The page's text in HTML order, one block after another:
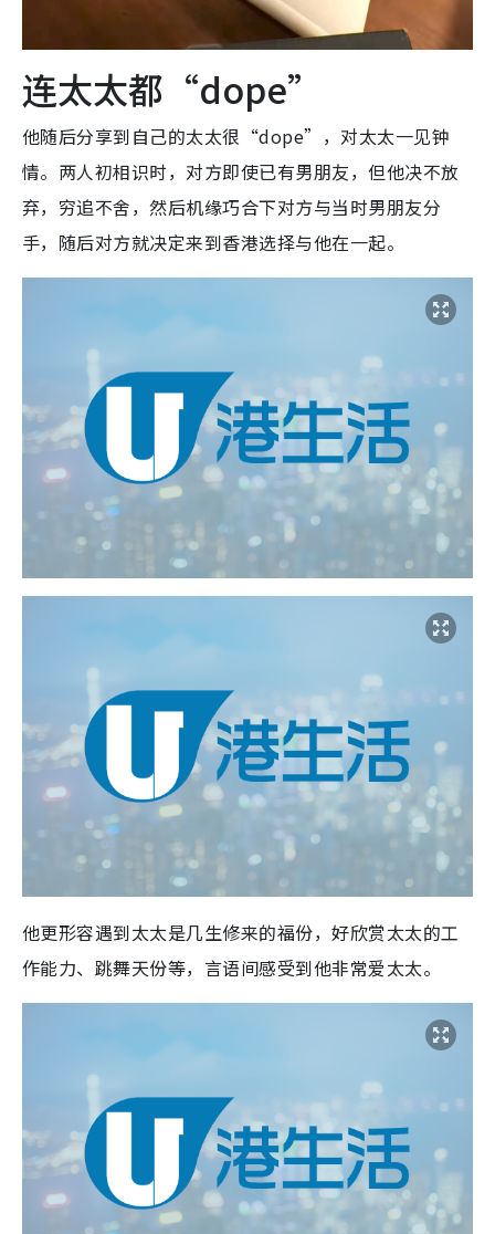
连太太都“dope”
他随后分享到自己的太太很“dope”，对太太一见钟
情。两人初相识时，对方即使已有男朋友，但他决不放
弃，穷追不舍，然后机缘巧合下对方与当时男朋友分
手，随后对方就决定来到香港选择与他在一起。
他更形容遇到太太是几生修来的福份，好欣赏太太的工
作能力、跳舞天份等，言语间感受到他非常爱太太。